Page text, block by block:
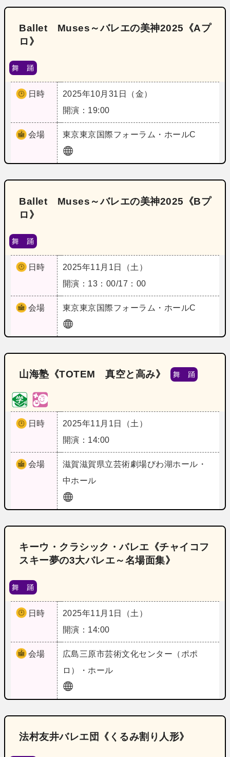
Ballet Muses～バレエの美神2025《Aプ
ロ》
舞 踊
日時
2025年10月31日（金）
開演：19:00
会場 東京東京国際フォーラム・ホールC
Ballet Muses～バレエの美神2025《Bプ
ロ》
舞 踊
日時
2025年11月1日（土）
開演：13：00/17：00
会場 東京東京国際フォーラム・ホールC
山海塾《TOTEM 真空と高み》 舞 踊
日時
2025年11月1日（土）
開演：14:00
会場 滋賀滋賀県立芸術劇場びわ湖ホール・
中ホール
キーウ・クラシック・バレエ《チャイコフ
スキー夢の3大バレエ～名場面集》
舞 踊
日時
2025年11月1日（土）
開演：14:00
会場 広島三原市芸術文化センター（ポポ
ロ）・ホール
法村友井バレエ団《くるみ割り人形》